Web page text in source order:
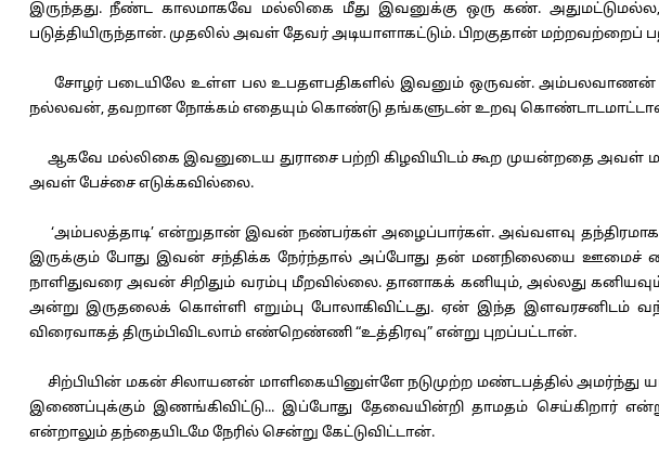
இருந்தது. நீண்ட காலமாகவே மல்லிகை மீது இவனுக்கு ஒரு கண்.
படுத்தியிருந்தான். முதலில் அவள் தேவர் அடியாளாகட்டும். பிறகுதான் மற்றவற்றைப்
சோழர் படையிலே உள்ள பல உபதளபதிகளில் இவனும் ஒருவன். அம்பலவாணன்
நல்லவன், தவறான நோக்கம் எதையும் கொண்டு தங்களுடன் உறவு
ஆகவே மல்லிகை இவனுடைய துராசை பற்றி கிழவியிடம் கூற முயன்றதை அவள்
அவள் பேச்சை எடுக்கவில்லை.
‘அம்பலத்தாடி’ என்றுதான் இவன் நண்பர்கள் அழைப்பார்கள். அவ்வளவு
இருக்கும் போது இவன் சந்திக்க நேர்ந்தால் அப்போது தன் மனநிலையை ஊமைச்
நாளிதுவரை அவன் சிறிதும் வரம்பு மீறவில்லை. தானாகக் கனியும், அல்லது
அன்று இருதலைக் கொள்ளி எறும்பு போலாகிவிட்டது. ஏன் இந்த இளவரசனிடம்
விரைவாகத் திரும்பிவிடலாம் எண்றெண்ணி “உத்திரவு” என்று புறப்பட்டான்.
சிற்பியின் மகன் சிலாயனன் மாளிகையினுள்ளே நடுமுற்ற மண்டபத்தில்
இணைப்புக்கும் இணங்கிவிட்டு... இப்போது தேவையின்றி தாமதம் செய்கிறார்
என்றாலும் தந்தையிடமே நேரில் சென்று கேட்டுவிட்டான்.